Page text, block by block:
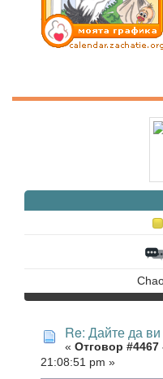
Re: Дайте да
« Отговор #4467
21:08:51 pm »